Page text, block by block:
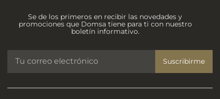
Se de los primeros en recibir las novedades y
promociones que Domsa tiene para ti con nuestro
boletín informativo.
Suscribirme